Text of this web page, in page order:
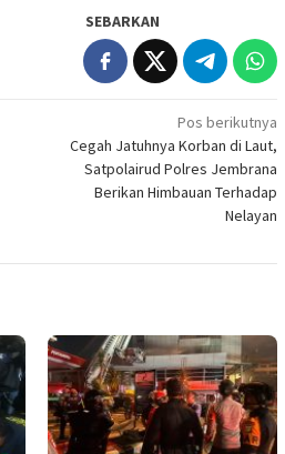
SEBARKAN
Pos berikutnya
Cegah Jatuhnya Korban di Laut,
Satpolairud Polres Jembrana
Berikan Himbauan Terhadap
Nelayan